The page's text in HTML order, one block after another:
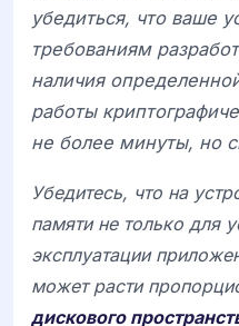
убедиться, что ваше
требованиям
наличия
работы
не более минуты, но
Убедитесь, что на
памяти не только для
эксплуатации
может расти
дискового